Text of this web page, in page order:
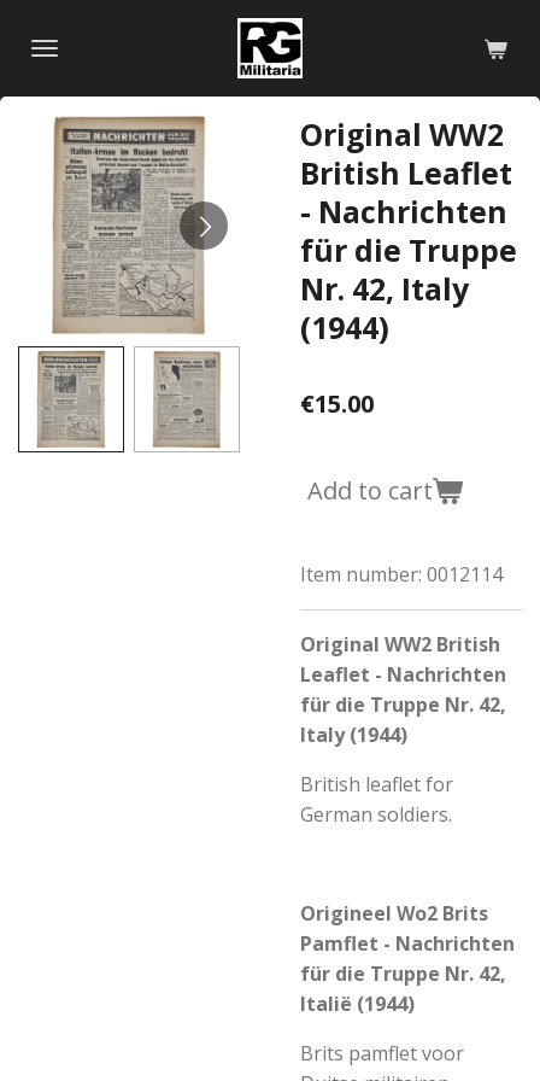
content
Original WW2
British Leaflet
- Nachrichten
für die Truppe
Nr. 42, Italy
(1944)
€15.00
Add to cart
Item number: 0012114
Original WW2 British
Leaflet - Nachrichten
für die Truppe Nr. 42,
Italy (1944)
British leaflet for
German soldiers.
Origineel Wo2 Brits
Pamflet - Nachrichten
für die Truppe Nr. 42,
Italië (1944)
Brits pamflet voor